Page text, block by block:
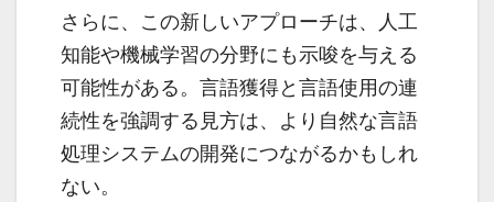
さらに、この新しいアプローチは、人工
知能や機械学習の分野にも示唆を与える
可能性がある。言語獲得と言語使用の連
続性を強調する見方は、より自然な言語
処理システムの開発につながるかもしれ
ない。